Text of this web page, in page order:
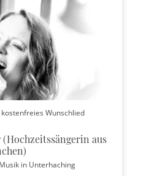
kostenfreies Wunschlied
aus
in Unterhaching